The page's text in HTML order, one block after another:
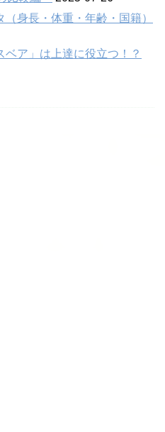
身長・体重・年齢・国籍）
ベア」は上達に役立つ！？